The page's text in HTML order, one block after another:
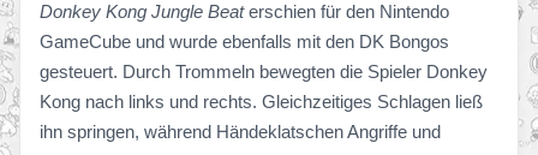
Donkey Kong Jungle Beaterschien für den Nintendo
GameCube und wurde ebenfalls mit den DK Bongos
gesteuert. Durch Trommeln bewegten die Spieler Donkey
Kong nach links und rechts. Gleichzeitiges Schlagen ließ
ihn springen, während Händeklatschen Angriffe und